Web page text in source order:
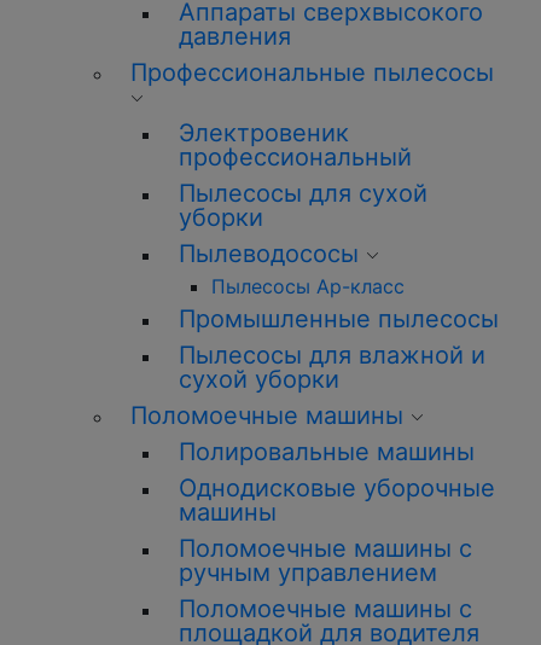
Аппараты сверхвысокого
давления
Профессиональные пылесосы
Электровеник
профессиональный
Пылесосы для сухой
уборки
Пылеводососы
Пылесосы Ар-класс
Промышленные пылесосы
Пылесосы для влажной и
сухой уборки
Поломоечные машины
Полировальные машины
Однодисковые уборочные
машины
Поломоечные машины с
ручным управлением
Поломоечные машины с
площадкой для водителя